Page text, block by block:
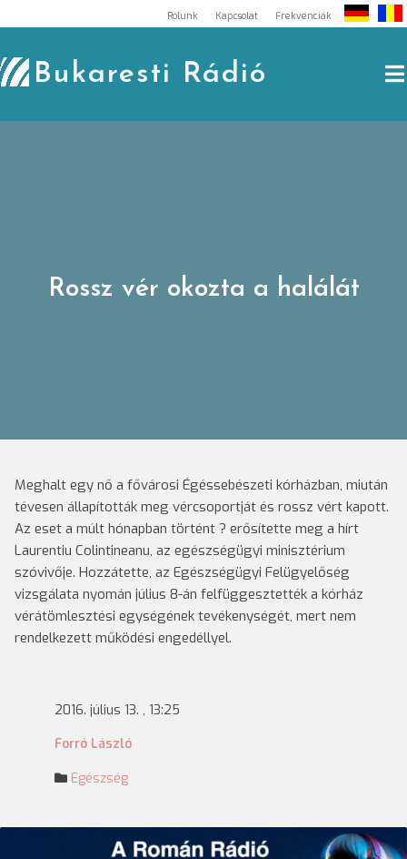
to
content
Rólunk Kapcsolat Frekvenciák
Bukaresti Rádió
Rossz vér okozta a halálát
Meghalt egy nő a fővárosi Égéssebészeti kórházban, miután
tévesen állapították meg vércsoportját és rossz vért kapott.
Az eset a múlt hónapban történt ? erősítette meg a hírt
Laurentiu Colintineanu, az egészségügyi minisztérium
szóvivője. Hozzátette, az Egészségügyi Felügyelőség
vizsgálata nyomán július 8-án felfüggesztették a kórház
vérátömlesztési egységének tevékenységét, mert nem
rendelkezett működési engedéllyel.
2016. július 13. , 13:25
Forró László
Egészség